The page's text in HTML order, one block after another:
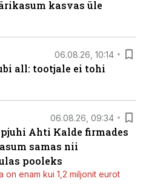
kasvas üle
06.08.26, 10:14
all: tootjale ei tohi
06.08.26, 09:34
Ahti Kalde firmades
samas nii
pooleks
on enam kui 1,2 miljonit eurot